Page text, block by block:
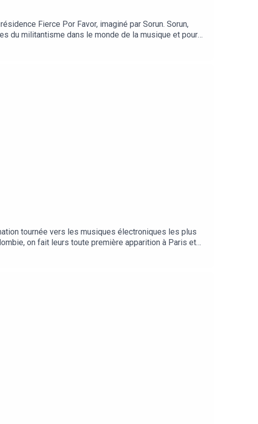
Fierce Por Favor, imaginé par Sorun. Sorun,
du militantisme dans le monde de la musique et pour
https://aider.solidarite-sida.org/solidays/~mon-don
tournée vers les musiques électroniques les plus
on fait leurs toute première apparition à Paris et